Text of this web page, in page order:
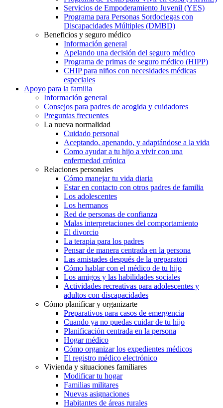
Servicios de Empoderamiento Juvenil (YES)
Programa para Personas Sordociegas con
Discapacidades Múltiples (DMBD)
Beneficios y seguro médico
Información general
Apelando una decisión del seguro médico
Programa de primas de seguro médico (HIPP)
CHIP para niños con necesidades médicas
especiales
Apoyo para la familia
Información general
Consejos para padres de acogida y cuidadores
Preguntas frecuentes
La nueva normalidad
Cuidado personal
Aceptando, apenando, y adaptándose a la vida
Como ayudar a tu hijo a vivir con una
enfermedad crónica
Relaciones personales
Cómo manejar tu vida diaria
Estar en contacto con otros padres de familia
Los adolescentes
Los hermanos
Red de personas de confianza
Malas interpretaciones del comportamiento
El divorcio
La terapia para los padres
Pensar de manera centrada en la persona
Las amistades después de la preparatori
Cómo hablar con el médico de tu hijo
Los amigos y las habilidades sociales
Actividades recreativas para adolescentes y
adultos con discapacidades
Cómo planificar y organizarte
Preparativos para casos de emergencia
Cuando ya no puedas cuidar de tu hijo
Planificación centrada en la persona
Hogar médico
Cómo organizar los expedientes médicos
El registro médico electrónico
Vivienda y situaciones familiares
Modificar tu hogar
Familias militares
Nuevas asignaciones
Habitantes de áreas rurales